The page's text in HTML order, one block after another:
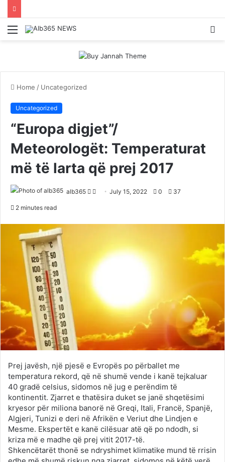
Menu
Home / Uncategorized
Uncategorized
“Europa digjet”/
Meteorologët: Temperaturat
më të larta që prej 2017
alb365
Follow
Send July 15, 2022 0 37
2 minutes read
Prej javësh, një pjesë e Evropës po përballet me
temperatura rekord, që në shumë vende i kanë tejkaluar
40 gradë celsius, sidomos në jug e perëndim të
kontinentit. Zjarret e thatësira duket se janë shqetësimi
kryesor për miliona banorë në Greqi, Itali, Francë, Spanjë,
Algjeri, Tunizi e deri në Afrikën e Veriut dhe Lindjen e
Mesme. Ekspertët e kanë cilësuar atë që po ndodh, si
kriza më e madhe që prej vitit 2017-të.
Shkencëtarët thonë se ndryshimet klimatike mund të rrisin